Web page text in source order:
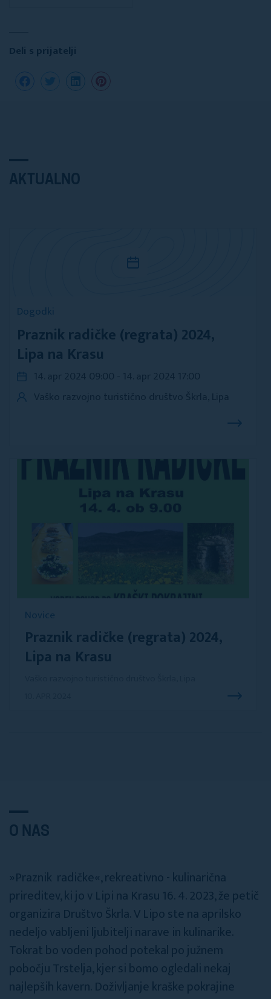
Deli s prijatelji
AKTUALNO
Dogodki
Praznik radičke (regrata) 2024,
Lipa na Krasu
Novice
Praznik radičke (regrata) 2024,
Lipa na Krasu
O NAS
»Praznik radičke«, rekreativno - kulinarična
prireditev, ki jo v Lipi na Krasu 16. 4. 2023, že petič
organizira Društvo Škrla. V Lipo ste na aprilsko
nedeljo vabljeni ljubitelji narave in kulinarike.
Tokrat bo voden pohod potekal po južnem
pobočju Trstelja, kjer si bomo ogledali nekaj
najlepših kavern. Doživljanje kraške pokrajine